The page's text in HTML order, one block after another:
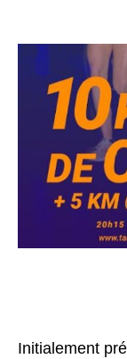
Initialement